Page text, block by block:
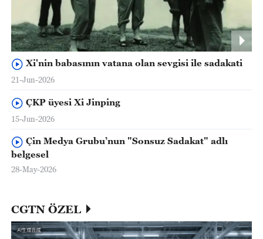
Xi'nin babasının vatana olan sevgisi ile sadakati
21-Jun-2026
ÇKP üyesi Xi Jinping
15-Jun-2026
Çin Medya Grubu’nun "Sonsuz Sadakat" adlı
belgesel
28-May-2026
CGTN ÖZEL